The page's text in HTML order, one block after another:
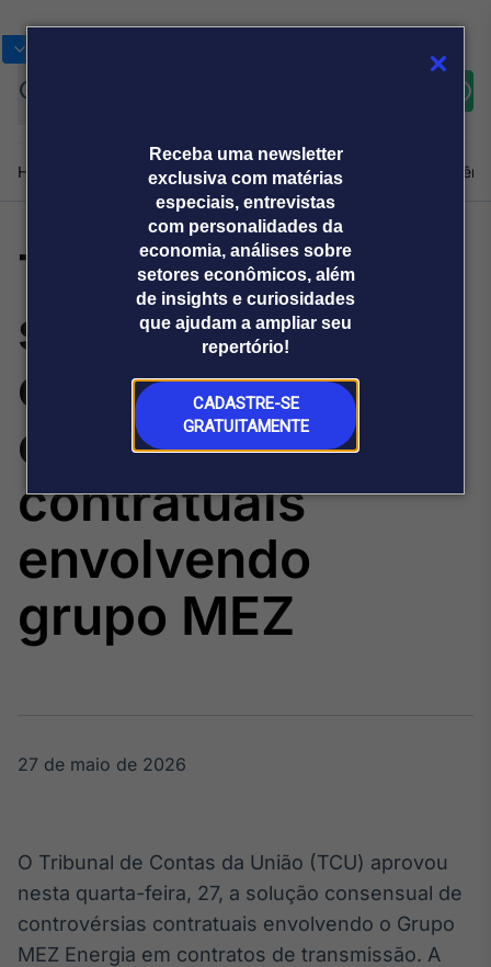
Receba uma newsletter
exclusiva com matérias
especiais, entrevistas
com personalidades da
economia, análises sobre
setores econômicos, além
de insights e curiosidades
que ajudam a ampliar seu
repertório!
CADASTRE-SE
GRATUITAMENTE
Home Produtos e soluçõesNotíciasBlogWeekend
Plataformas
Broadcast+
O mercado
financeiro em
tempo real
Broadcast
Agro
Tudo sobre o
agronegócio
O setor de
energia elétrica
no Brasil
Sobre nós Releases Broadcast
Prêmio Broadcast
Analistas
Prêmio Broadcast
Empresas
Agências de
comunicação
Releases
TCU aprova
solução
consensual sobre
controvérsias
contratuais
envolvendo
grupo MEZ
27 de maio de 2026
O Tribunal de Contas da União (TCU) aprovou
nesta quarta-feira, 27, a solução consensual de
controvérsias contratuais envolvendo o Grupo
MEZ Energia em contratos de transmissão. A